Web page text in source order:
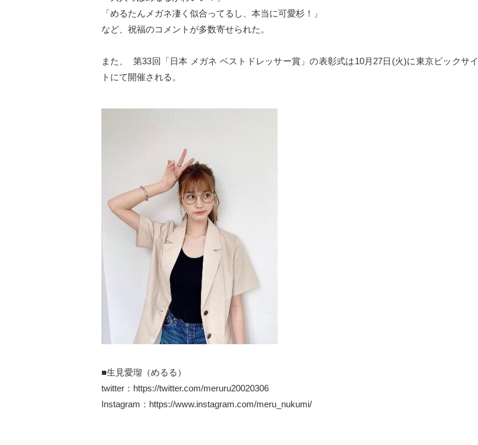
「めるたんメガネ凄く似合ってるし、本当に可愛杉！」
など、祝福のコメントが多数寄せられた。
また、 第33回「日本 メガネ ベストドレッサー賞」の表彰式は10月27日(火)に東京ビックサイ
トにて開催される。
■生見愛瑠（めるる）
twitter： https://twitter.com/meruru20020306
Instagram： https://www.instagram.com/meru_nukumi/